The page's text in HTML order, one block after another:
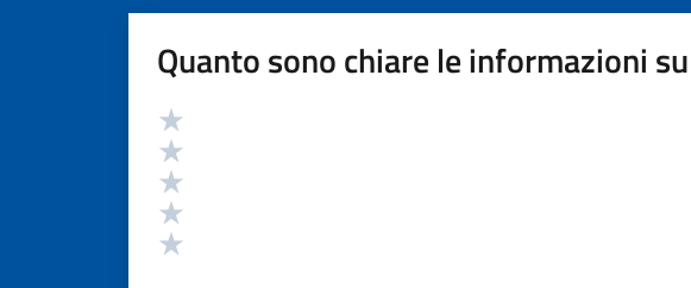
Quanto sono chiare le informazioni
Valutazione